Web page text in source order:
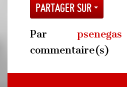
Partager sur
Par psenegas
commentaire(s)